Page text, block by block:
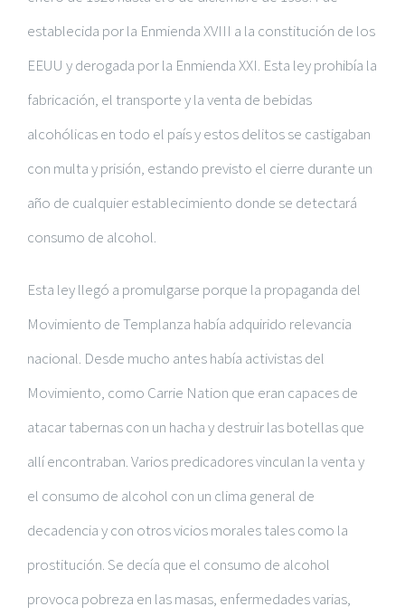
establecida por la Enmienda XVIII a la constitución de los
EEUU y derogada por la Enmienda XXI. Esta ley prohibía la
fabricación, el transporte y la venta de bebidas
alcohólicas en todo el país y estos delitos se castigaban
con multa y prisión, estando previsto el cierre durante un
año de cualquier establecimiento donde se detectará
consumo de alcohol.
Esta ley llegó a promulgarse porque la propaganda del
Movimiento de Templanza había adquirido relevancia
nacional. Desde mucho antes había activistas del
Movimiento, como Carrie Nation que eran capaces de
atacar tabernas con un hacha y destruir las botellas que
allí encontraban. Varios predicadores vinculan la venta y
el consumo de alcohol con un clima general de
decadencia y con otros vicios morales tales como la
prostitución. Se decía que el consumo de alcohol
provoca pobreza en las masas, enfermedades varias,